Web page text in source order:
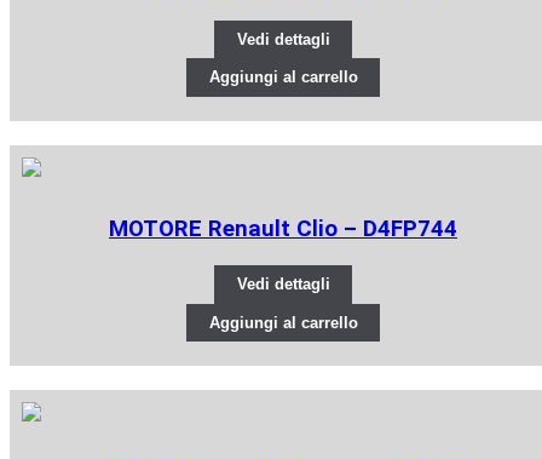
Vedi dettagli
Aggiungi al carrello
MOTORE Renault Clio – D4FP744
Vedi dettagli
Aggiungi al carrello